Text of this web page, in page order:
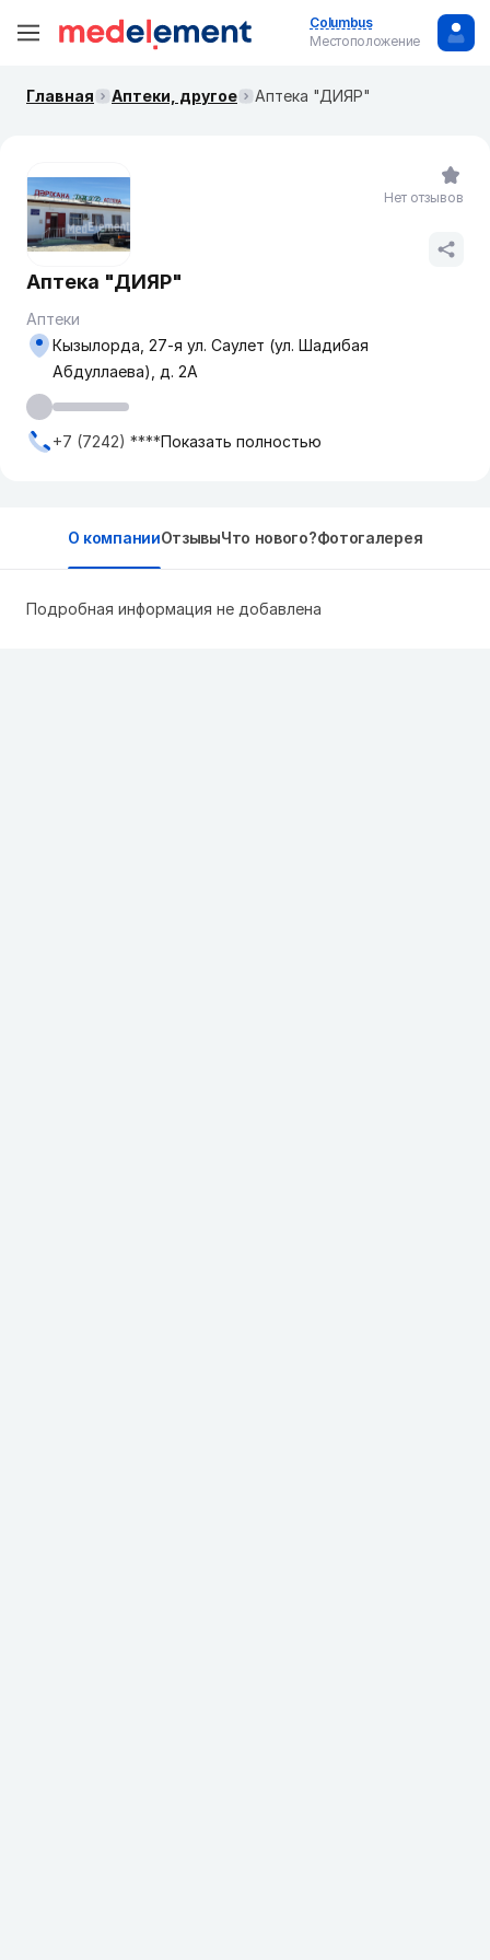
Columbus
Местоположение
Главная Аптеки, другое Аптека "ДИЯР"
Аптека "ДИЯР"
Аптеки
Кызылорда, 27-я ул. Саулет (ул. Шадибая
Абдуллаева), д. 2А
+7 (7242) ****Показать полностью
Нет отзывов
О компанииОтзывыЧто нового?Фотогалерея
Подробная информация не добавлена